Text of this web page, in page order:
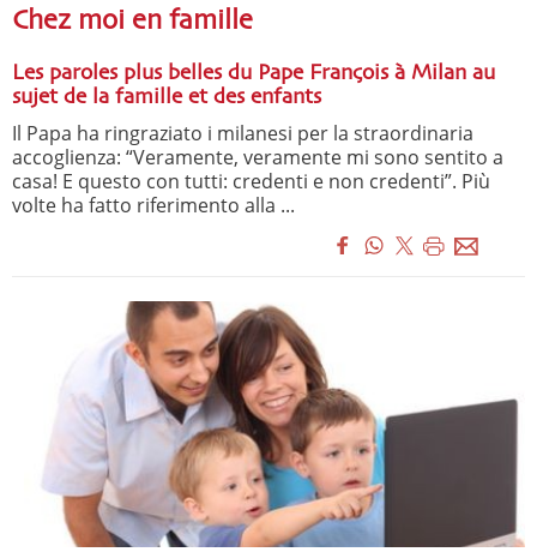
Chez moi en famille
Les paroles plus belles du Pape François à Milan au
sujet de la famille et des enfants
Il Papa ha ringraziato i milanesi per la straordinaria
accoglienza: “Veramente, veramente mi sono sentito a
casa! E questo con tutti: credenti e non credenti”. Più
volte ha fatto riferimento alla ...